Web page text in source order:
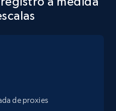
details, and
- discover
de proxies